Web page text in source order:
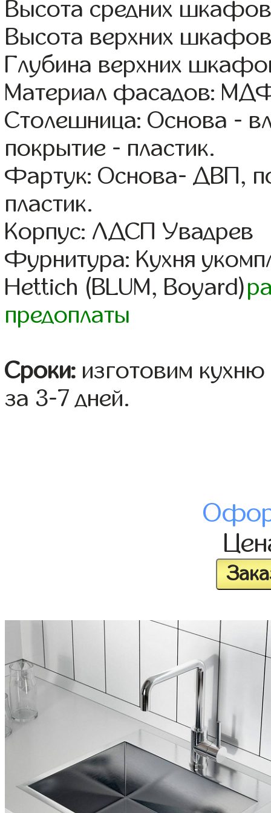
Высота средних
Высота верхних
Глубина верхних
Материал фасадов:
Столешница: Основа -
покрытие - пластик.
Фартук: Основа- ДВП,
пластик.
Корпус: ЛДСП Увадрев
Фурнитура: Кухня
Hettich (BLUM, Boyard)
предоплаты
Сроки: изготовим
за 3-7 дней.